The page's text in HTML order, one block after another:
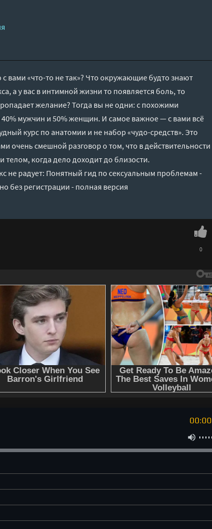
вами «что-то не так»? Что окружающие будто знают
а у вас в интимной жизни то появляется боль, то
желание? Тогда вы не одни: с похожими
мужчин и 50% женщин. И самое важное — с вами всё
курс по анатомии и не набор «чудо-средств». Это
очень смешной разговор о том, что в действительности
телом, когда дело доходит до близости.
не радует: Понятный гид по сексуальным проблемам -
без регистрации - полная версия
0
00:00